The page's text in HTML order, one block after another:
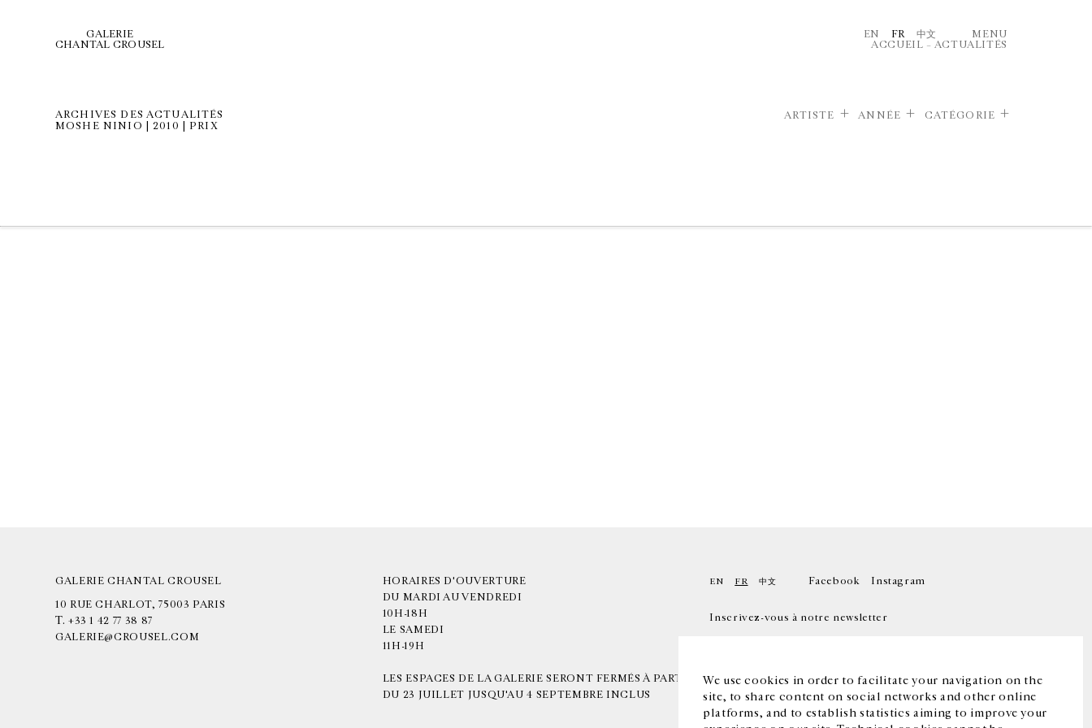
We use cookies in order to facilitate your navigation on the
site, to share content on social networks and other online
platforms, and to establish statistics aiming to improve your
GALERIE
CHANTAL CROUSEL
EN FR 中文
MENU
ACCUEIL – ACTUALITÉS
ARCHIVES DES ACTUALITÉS
MOSHE NINIO | 2010 | PRIX
ARTISTE ANNÉE CATÉGORIE
GALERIE CHANTAL CROUSEL
10 RUE CHARLOT, 75003 PARIS
T. +33 1 42 77 38 87
GALERIE@CROUSEL.COM
HORAIRES D'OUVERTURE
DU MARDI AU VENDREDI
10H-18H
LE SAMEDI
11H-19H
LES ESPACES DE LA GALERIE SERONT FERMÉS À PARTIR
DU 23 JUILLET JUSQU'AU 4 SEPTEMBRE INCLUS
EN FR 中文 Facebook Instagram
Inscrivez-vous à notre newsletter